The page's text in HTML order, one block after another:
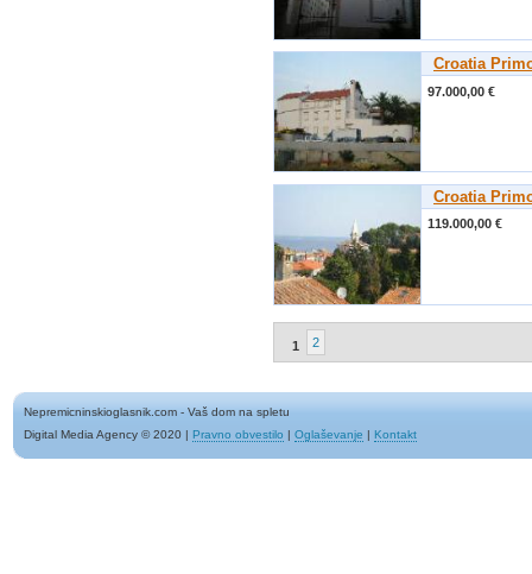
Croatia
97.000,00 €
Croatia
119.000,00 €
1 2
Nepremicninskioglasnik.com - Vaš dom na spletu
Digital Media Agency © 2020 | Pravno obvestilo | Oglaševanje | Kontakt